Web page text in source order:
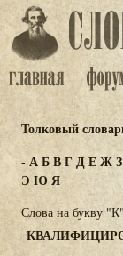
Толковый
-АБВГДЕЖЗ
Э Ю Я
Слова на букву "К"